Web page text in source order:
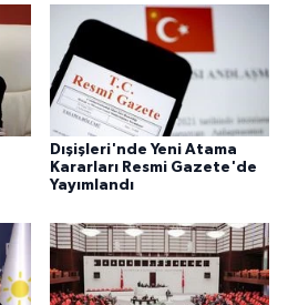
Dışişleri'nde Yeni Atama
Kararları Resmi Gazete'de
Yayımlandı